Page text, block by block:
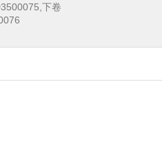
下卷